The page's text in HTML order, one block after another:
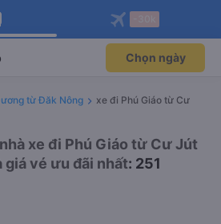
Vexere ngay!
đãi thành viên độc
Mở app
Vexere
khi đặt vé máy bay qua
Mở app
Chọn ngày
từ Đăk Nông
xe đi Phú Giáo từ Cư
xe đi Phú Giáo từ Cư Jút
vé ưu đãi nhất: 251